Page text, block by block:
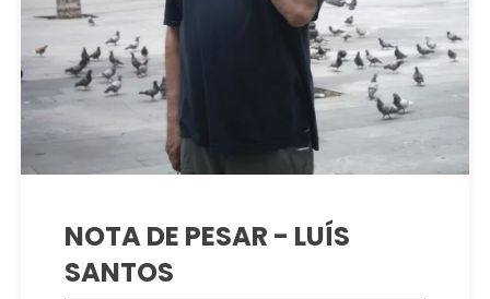
NOTA DE PESAR - LUÍS
SANTOS